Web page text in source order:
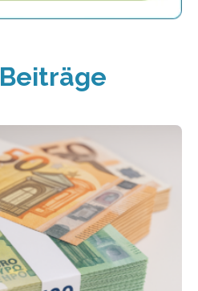
Beiträge